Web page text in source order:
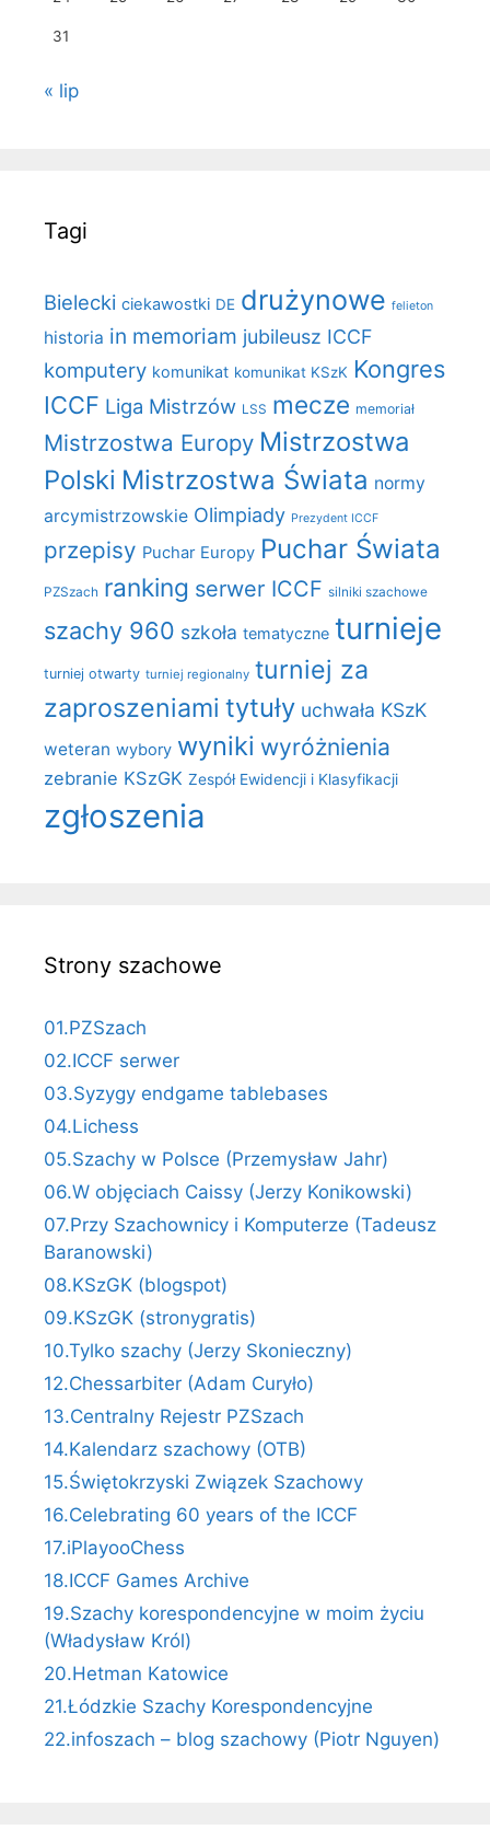
31
« lip
Tagi
Bielecki ciekawostki DE drużynowe felieton
historia in memoriam jubileusz ICCF
komputery komunikat komunikat KSzK Kongres
ICCF Liga Mistrzów LSS mecze memoriał
Mistrzostwa Europy Mistrzostwa
Polski Mistrzostwa Świata normy
arcymistrzowskie Olimpiady Prezydent ICCF
przepisy Puchar Europy Puchar Świata
PZSzach ranking serwer ICCF silniki szachowe
szachy 960 szkoła tematyczne turnieje
turniej otwarty turniej regionalny turniej za
zaproszeniami tytuły uchwała KSzK
weteran wybory wyniki wyróżnienia
zebranie KSzGK Zespół Ewidencji i Klasyfikacji
zgłoszenia
Strony szachowe
01.PZSzach
02.ICCF serwer
03.Syzygy endgame tablebases
04.Lichess
05.Szachy w Polsce (Przemysław Jahr)
06.W objęciach Caissy (Jerzy Konikowski)
07.Przy Szachownicy i Komputerze (Tadeusz
Baranowski)
08.KSzGK (blogspot)
09.KSzGK (stronygratis)
10.Tylko szachy (Jerzy Skonieczny)
12.Chessarbiter (Adam Curyło)
13.Centralny Rejestr PZSzach
14.Kalendarz szachowy (OTB)
15.Świętokrzyski Związek Szachowy
16.Celebrating 60 years of the ICCF
17.iPlayooChess
18.ICCF Games Archive
19.Szachy korespondencyjne w moim życiu
(Władysław Król)
20.Hetman Katowice
21.Łódzkie Szachy Korespondencyjne
22.infoszach – blog szachowy (Piotr Nguyen)